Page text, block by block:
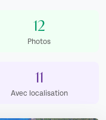
12
Photos
11
Avec localisation